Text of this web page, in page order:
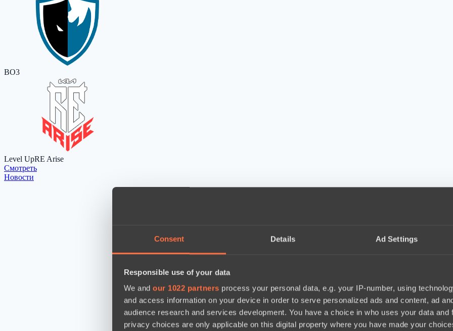
Consent Details Ad Settings
Responsible use of your data
We and our 1022 partners process your personal data, e.g. your IP-number, using
and access information on your device in order to serve personalized ads and content, ad
audience research and services development. You have a choice in who uses your data and
privacy choices are only applicable on this digital property where you have made your
BO3
Level UpRE Arise
Cмотреть
Новости